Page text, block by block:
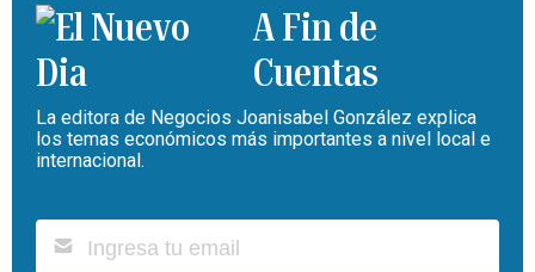
A Fin de
Cuentas
La editora de Negocios Joanisabel González explica
los temas económicos más importantes a nivel local e
internacional.